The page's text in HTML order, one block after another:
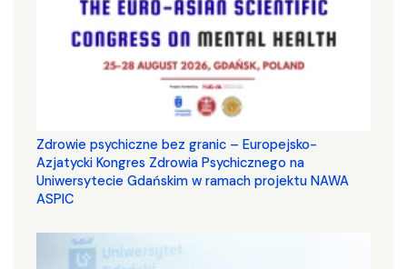
Zdrowie psychiczne bez granic – Europejsko-
Azjatycki Kongres Zdrowia Psychicznego na
Uniwersytecie Gdańskim w ramach projektu NAWA
ASPIC